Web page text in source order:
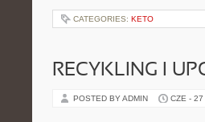
CATEGORIES: KETO
RECYKLING I
POSTED BY ADMIN CZE -